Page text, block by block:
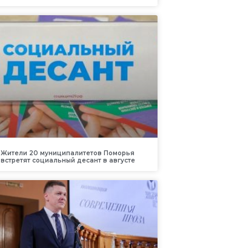
Жители 20 муниципалитетов Поморья
встретят социальный десант в августе